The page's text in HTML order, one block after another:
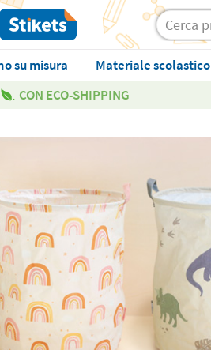
su misura Materiale scolastico
CON ECO-SHIPPING